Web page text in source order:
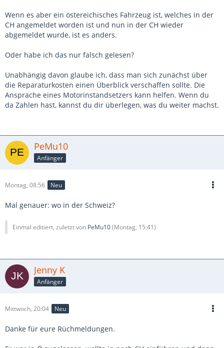
Wenn es aber ein östereichisches Fahrzeug ist, welches in der
CH angemeldet worden ist und nun in der CH wieder
abgemeldet wurde, ist es anders.
Oder habe ich das nur falsch gelesen?
Unabhängig davon glaube ich, dass man sich zunächst über
die Reparaturkosten einen Überblick verschaffen sollte. Die
Ansprache eines Motorinstandsetzers kann helfen. Wenn du
da Zahlen hast, kannst du dir überlegen, was du weiter machst.
PeMu10
Anfänger
Montag, 08:56 Neu
Mal genauer: wo in der Schweiz?
Einmal editiert, zuletzt von PeMu10(Montag, 15:41)
Jenny K
Anfänger
Mittwoch, 20:04 Neu
Danke für eure Rüchmeldungen.